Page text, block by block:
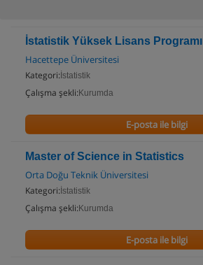
İstatistik Yüksek Lisans Programı
Hacettepe Üniversitesi
Kategori: İstatistik
Çalışma şekli: Kurumda
E-posta ile bilgi
Master of Science in Statistics
Orta Doğu Teknik Üniversitesi
Kategori: İstatistik
Çalışma şekli: Kurumda
E-posta ile bilgi